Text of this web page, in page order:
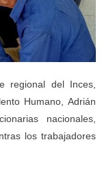
regional del Inces,
Humano, Adrián
nacionales,
los trabajadores